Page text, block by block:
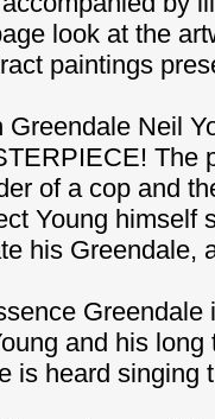
look at the
paintings
Greendale Neil
The
of a cop and
Young himself
his Greendale,
and his
is heard singing